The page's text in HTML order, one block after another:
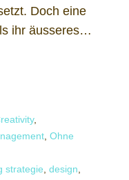
Doch eine
ihr äusseres…
,
Ohne
strategie design